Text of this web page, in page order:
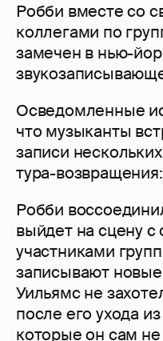
Робби вместе со
коллегами по
замечен в нью-
Осведомленные
что музыканты
записи
тура-возвращения:
Робби
выйдет на сцену
участниками
записывают
Уильямс не
после его ухода
которые он сам